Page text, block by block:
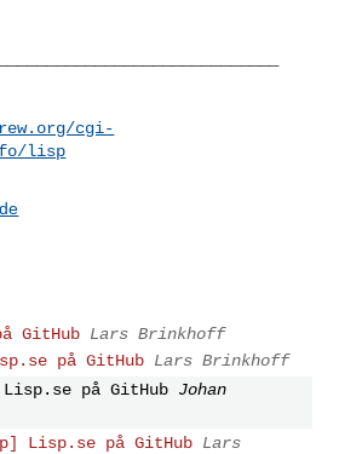
cgi-
lisp
GitHub Lars Brinkhoff
på GitHub Lars Brinkhoff
på GitHub Johan
Lisp.se på GitHub Lars